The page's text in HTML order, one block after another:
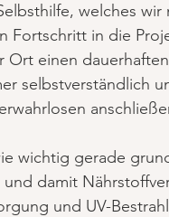
welches wir
Fortschritt in die
einen
selbstverständlich
wichtig gerade
damit
und UV-